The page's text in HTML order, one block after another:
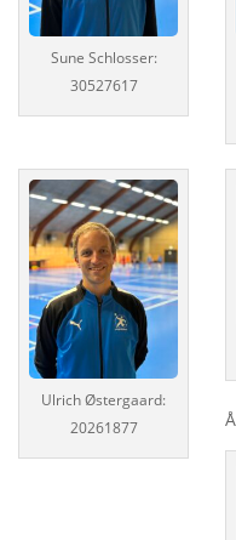
Sune Schlosser:
30527617
Ulrich Østergaard:
20261877